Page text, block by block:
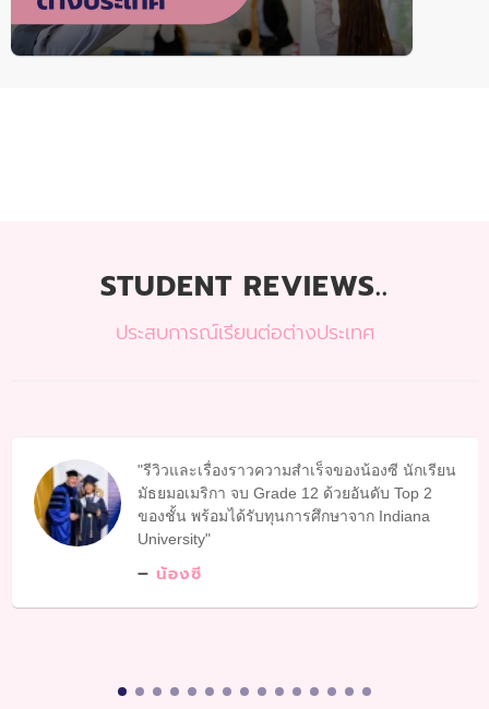
STUDENT REVIEWS..
ประสบการณ์เรียนต่อต่างประเทศ
รีวิวและเรื่องราวความสำเร็จของน้องซี นักเรียน
มัธยมอเมริกา จบ Grade 12 ด้วยอันดับ Top 2
ของชั้น พร้อมได้รับทุนการศึกษาจาก Indiana
University
น้องซี